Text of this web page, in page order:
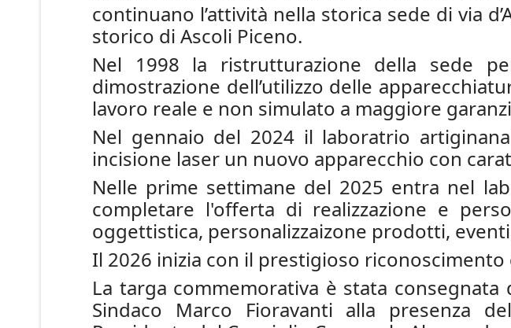
continuano l’attività nella storica sede di via
storico di Ascoli Piceno.
Nel 1998 la ristrutturazione della sede
dimostrazione dell’utilizzo delle
lavoro reale e non simulato a maggiore
Nel gennaio del 2024 il laboratrio
incisione laser un nuovo apparecchio con
Nelle prime settimane del 2025 entra nel
completare l'offerta di realizzazione e
oggettistica, personalizzaizone prodotti,
Il 2026 inizia con il prestigioso
La targa commemorativa è stata
Sindaco Marco Fioravanti alla presenza